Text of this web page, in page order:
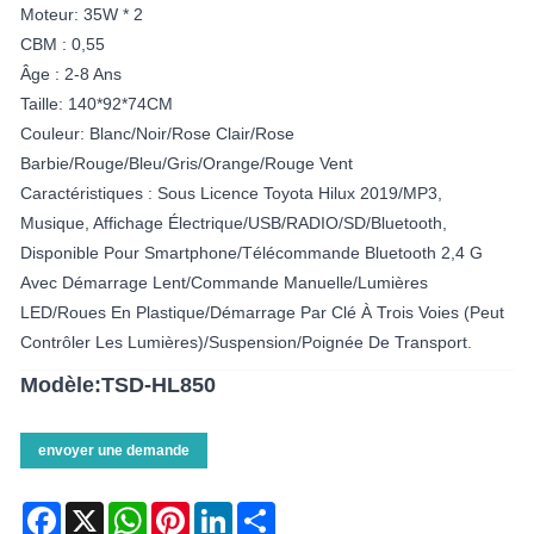
Moteur: 35W * 2
CBM : 0,55
Âge : 2-8 Ans
Taille: 140*92*74CM
Couleur: Blanc/noir/rose Clair/rose
Barbie/rouge/bleu/gris/orange/rouge Vent
Caractéristiques : Sous Licence Toyota Hilux 2019/MP3,
Musique, Affichage Électrique/USB/RADIO/SD/Bluetooth,
Disponible Pour Smartphone/télécommande Bluetooth 2,4 G
Avec Démarrage Lent/commande Manuelle/lumières
LED/roues En Plastique/démarrage Par Clé À Trois Voies (peut
Contrôler Les Lumières)/suspension/poignée De Transport.
Modèle:TSD-HL850
envoyer une demande
Facebook
X WhatsAppPinterestLinkedIn